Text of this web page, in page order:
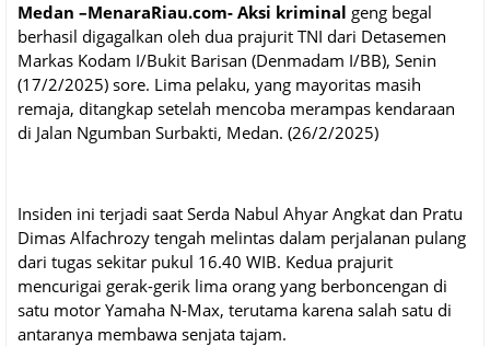
Medan –MenaraRiau.com- Aksi kriminal geng begal
berhasil digagalkan oleh dua prajurit TNI dari Detasemen
Markas Kodam I/Bukit Barisan (Denmadam I/BB), Senin
(17/2/2025) sore. Lima pelaku, yang mayoritas masih
remaja, ditangkap setelah mencoba merampas kendaraan
di Jalan Ngumban Surbakti, Medan. (26/2/2025)
Insiden ini terjadi saat Serda Nabul Ahyar Angkat dan Pratu
Dimas Alfachrozy tengah melintas dalam perjalanan pulang
dari tugas sekitar pukul 16.40 WIB. Kedua prajurit
mencurigai gerak-gerik lima orang yang berboncengan di
satu motor Yamaha N-Max, terutama karena salah satu di
antaranya membawa senjata tajam.